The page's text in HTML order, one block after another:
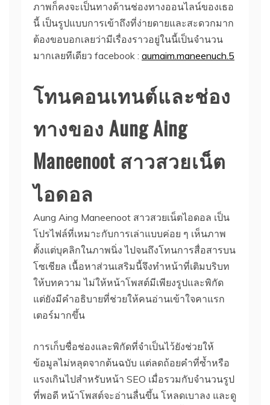
ภาพก็คงจะเป็นทางด้านช่องทางออนไลน์ของเธอ
นี้ เป็นรูปแบบการเข้าถึงที่ง่ายดายและสะดวกมาก
ต้องขอบอกเลยว่ามีเรื่องราวอยู่ในนี้เป็นจำนวน
มากเลยทีเดียว facebook : aumaim.maneenuch.5
โทนคอนเทนต์และช่อง
ทางของ Aung Aing
Maneenoot สาวสวยเน็ต
ไอดอล
Aung Aing Maneenoot สาวสวยเน็ตไอดอล เป็น
โปรไฟล์ที่เหมาะกับการเล่าแบบค่อย ๆ เห็นภาพ
ตั้งแต่บุคลิกในภาพนิ่ง ไปจนถึงโทนการสื่อสารบน
โซเชียล เนื้อหาส่วนเสริมนี้จึงทำหน้าที่เติมบริบท
ให้บทความ ไม่ให้หน้าโพสต์มีเพียงรูปและพิกัด
แต่ยังมีคำอธิบายที่ช่วยให้คนอ่านเข้าใจคาแรก
เตอร์มากขึ้น
การเก็บชื่อช่องและพิกัดที่จำเป็นไว้ยังช่วยให้
ข้อมูลไม่หลุดจากต้นฉบับ แต่ลดถ้อยคำที่ซ้ำหรือ
แรงเกินไปสำหรับหน้า SEO เมื่อรวมกับจำนวนรูป
ที่พอดี หน้าโพสต์จะอ่านลื่นขึ้น โหลดเบาลง และดู